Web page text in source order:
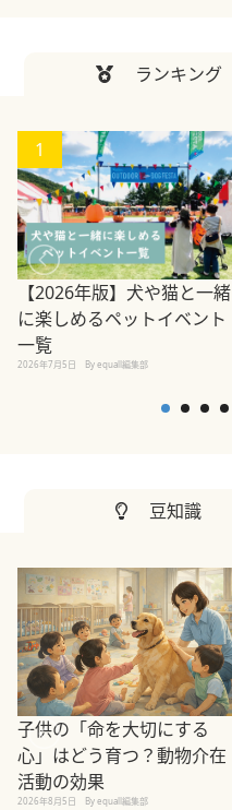
ランキング
1
【2026年版】犬や猫と一緒
に楽しめるペットイベント
一覧
2026年7月5日 By equall編集部
豆知識
子供の「命を大切にする
心」はどう育つ？動物介在
活動の効果
2026年8月5日 By equall編集部